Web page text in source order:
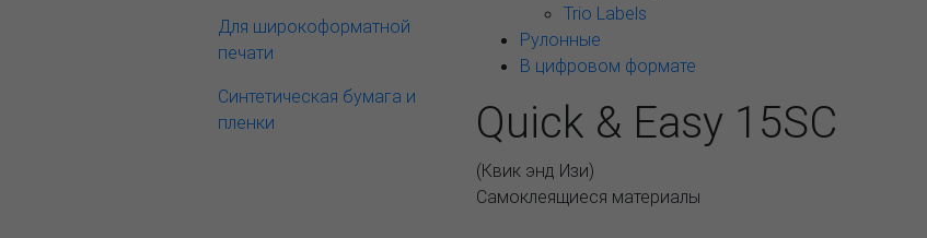
Для широкоформатной
печати
Синтетическая бумага и
пленки
Trio Labels
Рулонные
В цифровом формате
Quick & Easy 15SC
(Квик энд Изи)
Самоклеящиеся материалы